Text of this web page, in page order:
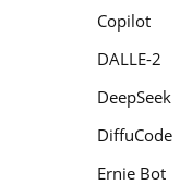
Copilot
DALLE-2
DeepSeek
DiffuCode
Ernie Bot